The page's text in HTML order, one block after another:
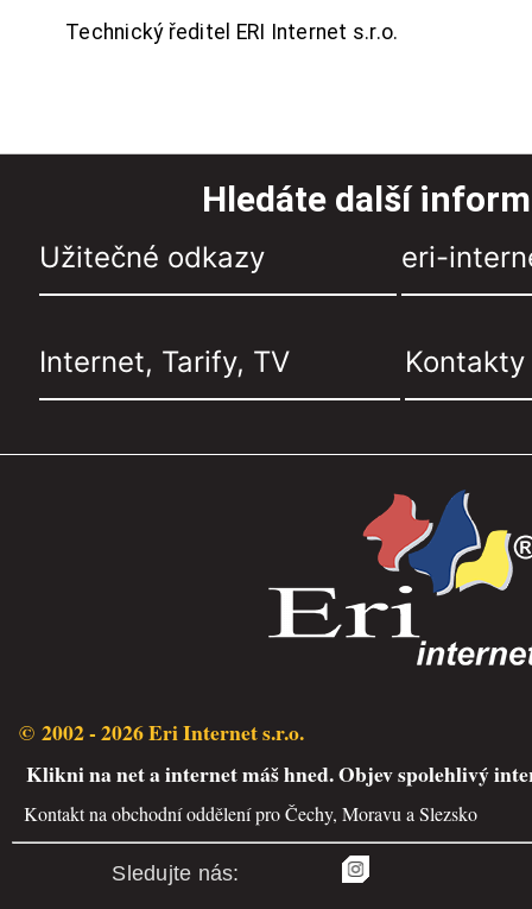
Technický ředitel ERI Internet s.r.o.
Hledáte další
Užitečné odkazy eri-
Internet, Tarify, TV Kontakty
© 2002 - 2026 Eri Internet s.r.o.
Klikni na net a internet máš hned. Objev spolehlivý
Kontakt na obchodní oddělení pro Čechy, Moravu a Slezsko
Sledujte nás: